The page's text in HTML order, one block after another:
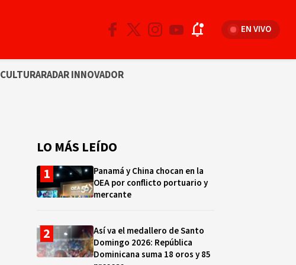
EN VIVO
CULTURARADAR INNOVADOR
LO MÁS LEÍDO
Panamá y China chocan en la
OEA por conflicto portuario y
mercante
Así va el medallero de Santo
Domingo 2026: República
Dominicana suma 18 oros y 85